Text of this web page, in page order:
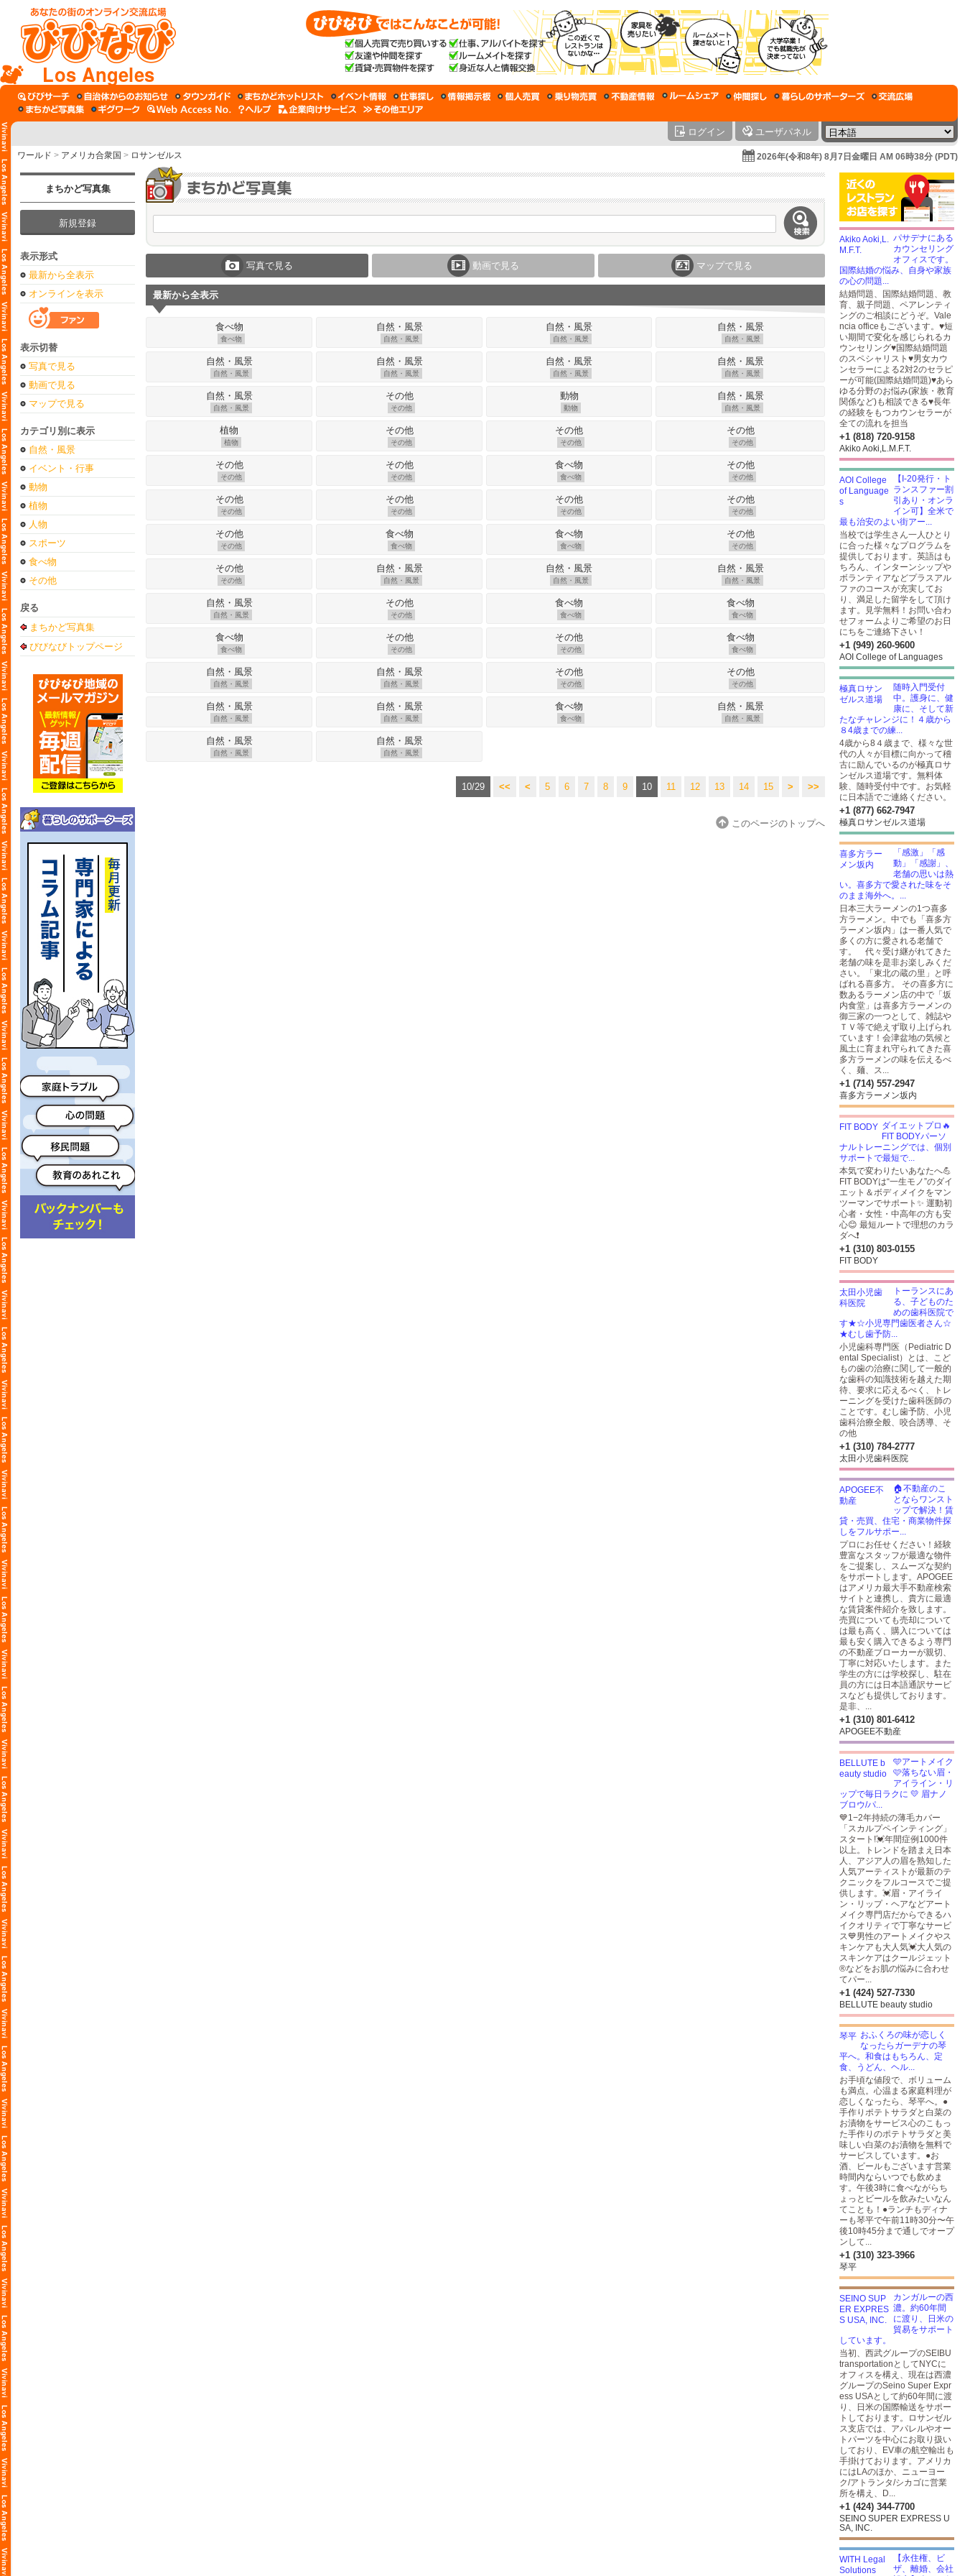
Los Angeles
ログイン ユーザパネル
ワールド > アメリカ合衆国 > ロサンゼルス 2026年(令和8年) 8月7日金曜日 AM 06時38分 (PDT)
まちかど写真集
新規登録
表示形式
最新から全表示
オンラインを表示
表示切替
写真で見る
動画で見る
マップで見る
カテゴリ別に表示
自然・風景
イベント・行事
動物
植物
人物
スポーツ
食べ物
その他
戻る
まちかど写真集
びびなびトップページ
写真で見る 動画で見る マップで見る
最新から全表示
食べ物
自然・風景
自然・風景
植物
その他
その他
その他
その他
自然・風景
食べ物
自然・風景
自然・風景
自然・風景
自然・風景
自然・風景
その他
その他
その他
その他
食べ物
自然・風景
その他
その他
自然・風景
自然・風景
自然・風景
自然・風景
自然・風景
動物
その他
食べ物
その他
食べ物
自然・風景
食べ物
その他
その他
食べ物
自然・風景
自然・風景
自然・風景
その他
その他
その他
その他
自然・風景
食べ物
食べ物
その他
自然・風景
10/29 << < 5 6 7 8 9 10 11 12 13 14 15 > >>
このページのトップへ
パサデナにある
カウンセリング
オフィスです。
国際結婚の悩み、自身や家族
の心の問題...
結婚問題、国際結婚問題、教
育、親子問題、ペアレンティ
ングのご相談にどうぞ。Vale
ncia officeもございます。♥短
い期間で変化を感じられるカ
ウンセリング♥国際結婚問題
のスペシャリスト♥男女カウ
ンセラーによる2対2のセラピ
ーが可能(国際結婚問題)♥あら
ゆる分野のお悩み(家族・教育
関係など)も相談できる♥長年
の経験をもつカウンセラーが
全ての流れを担当
+1 (818) 720-9158
Akiko Aoki,L.M.F.T.
【I-20発行・ト
ランスファー割
引あり・オンラ
イン可】全米で
最も治安のよい街アー...
当校では学生さん一人ひとり
に合った様々なプログラムを
提供しております。英語はも
ちろん、インターンシップや
ボランティアなどプラスアル
ファのコースが充実してお
り、満足した留学をして頂け
ます。見学無料！お問い合わ
せフォームよりご希望のお日
にちをご連絡下さい！
+1 (949) 260-9600
AOI College of Languages
随時入門受付
中。護身に、健
康に、そして新
たなチャレンジに！４歳から
８4歳までの練...
4歳から8４歳まで、様々な世
代の人々が目標に向かって稽
古に励んでいるのが極真ロサ
ンゼルス道場です。無料体
験、随時受付中です。お気軽
に日本語でご連絡ください。
+1 (877) 662-7947
極真ロサンゼルス道場
「感激」「感
動」「感謝」、
老舗の思いは熱
い。喜多方で愛された味をそ
のまま海外へ。...
日本三大ラーメンの1つ喜多
方ラーメン。中でも「喜多方
ラーメン坂内」は一番人気で
多くの方に愛される老舗で
す。 代々受け継がれてきた
老舗の味を是非お楽しみくだ
さい。「東北の蔵の里」と呼
ばれる喜多方。 その喜多方に
数あるラーメン店の中で「坂
内食堂」は喜多方ラーメンの
御三家の一つとして、雑誌や
ＴＶ等で絶えず取り上げられ
ています！会津盆地の気候と
風土に育まれ守られてきた喜
多方ラーメンの味を伝えるべ
く、麺、ス...
+1 (714) 557-2947
喜多方ラーメン坂内
ダイエットプロ🔥
FIT BODYパーソ
ナルトレーニングでは、個別
サポートで最短で...
本気で変わりたいあなたへ💪
FIT BODYは“一生モノ”のダイ
エット＆ボディメイクをマン
ツーマンでサポート✨ 運動初
心者・女性・中高年の方も安
心😊 最短ルートで理想のカラ
ダへ❗️
+1 (310) 803-0155
FIT BODY
トーランスにあ
る、子どものた
めの歯科医院で
す★☆小児専門歯医者さん☆
★むし歯予防...
小児歯科専門医（Pediatric D
ental Specialist）とは、こど
もの歯の治療に関して一般的
な歯科の知識技術を越えた期
待、要求に応えるべく、トレ
ーニングを受けた歯科医師の
ことです。むし歯予防、小児
歯科治療全般、咬合誘導、そ
の他
+1 (310) 784-2777
太田小児歯科医院
🏠不動産のこ
とならワンスト
ップで解決！賃
貸・売買、住宅・商業物件探
しをフルサポー...
プロにお任せください！経験
豊富なスタッフが最適な物件
をご提案し、スムーズな契約
をサポートします。APOGEE
はアメリカ最大手不動産検索
サイトと連携し、貴方に最適
な賃貸案件紹介を致します。
売買についても売却について
は最も高く、購入については
最も安く購入できるよう専門
の不動産ブローカーが親切、
丁寧に対応いたします。また
学生の方には学校探し、駐在
員の方には日本語通訳サービ
スなども提供しております。
是非、...
+1 (310) 801-6412
APOGEE不動産
🩵アートメイク
🩷落ちない眉・
アイライン・リ
ップで毎日ラクに 💛 眉ナノ
ブロウ/パ...
💙1−2年持続の薄毛カバー
「スカルプペインティング」
スタート!💓年間症例1000件
以上。トレンドを踏まえ日本
人、アジア人の眉を熟知した
人気アーティストが最新のテ
クニックをフルコースでご提
供します。💓眉・アイライ
ン・リップ・ヘアなどアート
メイク専門店だからできるハ
イクオリティで丁寧なサービ
ス💙男性のアートメイクやス
キンケアも大人気💓大人気の
スキンケアはクールジェット
®️などをお肌の悩みに合わせ
てパー...
+1 (424) 527-7330
BELLUTE beauty studio
おふくろの味が恋しく
なったらガーデナの琴
平へ。和食はもちろん、定
食、うどん、ヘル...
お手頃な値段で、ボリューム
も満点。心温まる家庭料理が
恋しくなったら、琴平へ。●
手作りポテトサラダと白菜の
お漬物をサービス心のこもっ
た手作りのポテトサラダと美
味しい白菜のお漬物を無料で
サービスしています。●お
酒、ビールもございます営業
時間内ならいつでも飲めま
す。午後3時に食べながらち
ょっとビールを飲みたいなん
てことも！●ランチもディナ
ーも琴平で午前11時30分〜午
後10時45分まで通しでオープ
ンして...
+1 (310) 323-3966
琴平
カンガルーの西
濃。約60年間
に渡り、日米の
貿易をサポート
しています。
当初、西武グループのSEIBU
transportationとしてNYCに
オフィスを構え、現在は西濃
グループのSeino Super Expr
ess USAとして約60年間に渡
り、日米の国際輸送をサポー
トしております。ロサンゼル
ス支店では、アパレルやオー
トパーツを中心にお取り扱い
しており、EV車の航空輸出も
手掛けております。アメリカ
にはLAのほか、ニューヨー
ク/アトランタ/シカゴに営業
所を構え、D...
+1 (424) 344-7700
SEINO SUPER EXPRESS U
SA, INC.
【永住権、ビ
ザ、離婚、会社